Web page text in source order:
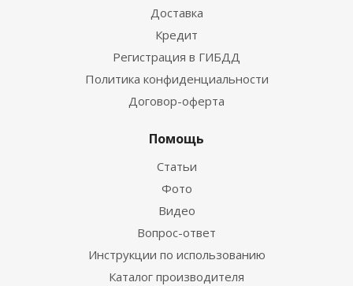
Доставка
Кредит
Регистрация в ГИБДД
Политика конфиденциальности
Договор-оферта
Помощь
Статьи
Фото
Видео
Вопрос-ответ
Инструкции по использованию
Каталог производителя